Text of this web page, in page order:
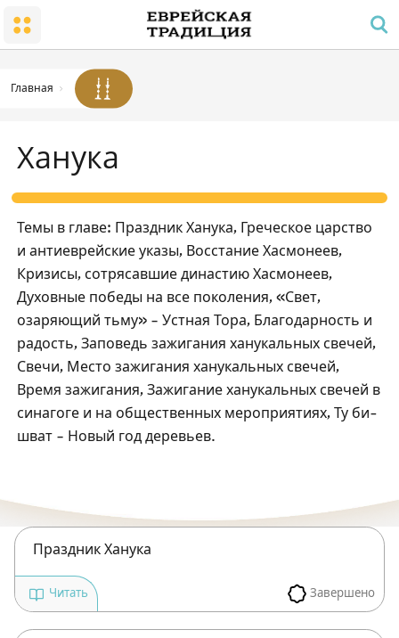
Заповеди радости в семье
Гиюр
Молитва и распорядок дня
Заповедь молитвы для мужчин
Благословения
Законы и уставы
Суббота и праздники
Работа, запрещенная в субботу
Праздники
Отсчет омера; национальные праздники и дни
памяти
Шавуот
Рош ѓа-Шана
Йом Кипур
Суккот
Посты в память о разрушенном Храме
Ханука
Главная
Ханука
Темы в главе: Праздник Ханука, Греческое царство
и антиеврейские указы, Восстание Хасмонеев,
Кризисы, сотрясавшие династию Хасмонеев,
Духовные победы на все поколения, «Свет,
озаряющий тьму» – Устная Тора, Благодарность и
радость, Заповедь зажигания ханукальных свечей,
Свечи, Место зажигания ханукальных свечей,
Время зажигания, Зажигание ханукальных свечей в
синагоге и на общественных мероприятиях, Ту би-
шват – Новый год деревьев.
Праздник Ханука
Завершено
Читать